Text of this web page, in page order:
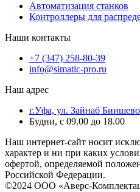
Автоматизация станков
Контроллеры для
Наши контакты
+7 (347) 258-80-39
info@simatic-pro.ru
Наш адрес
г.Уфа, ул. Зайнаб
Будни, с 09.00 до 18.00
Наш интернет-сайт носит
характер и ни при каких
офертой, определяемой
Российской Федерации.
©2024 ООО «Аверс-